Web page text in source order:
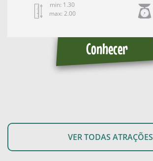
min: 1.30
max: 2.00
Conhecer
VER TODAS ATRAÇÕES